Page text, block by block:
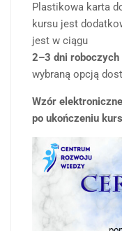
Plastikowa karta
kursu jest
jest w ciągu
2–3 dni roboczych
wybraną opcją
Wzór
po ukończeniu